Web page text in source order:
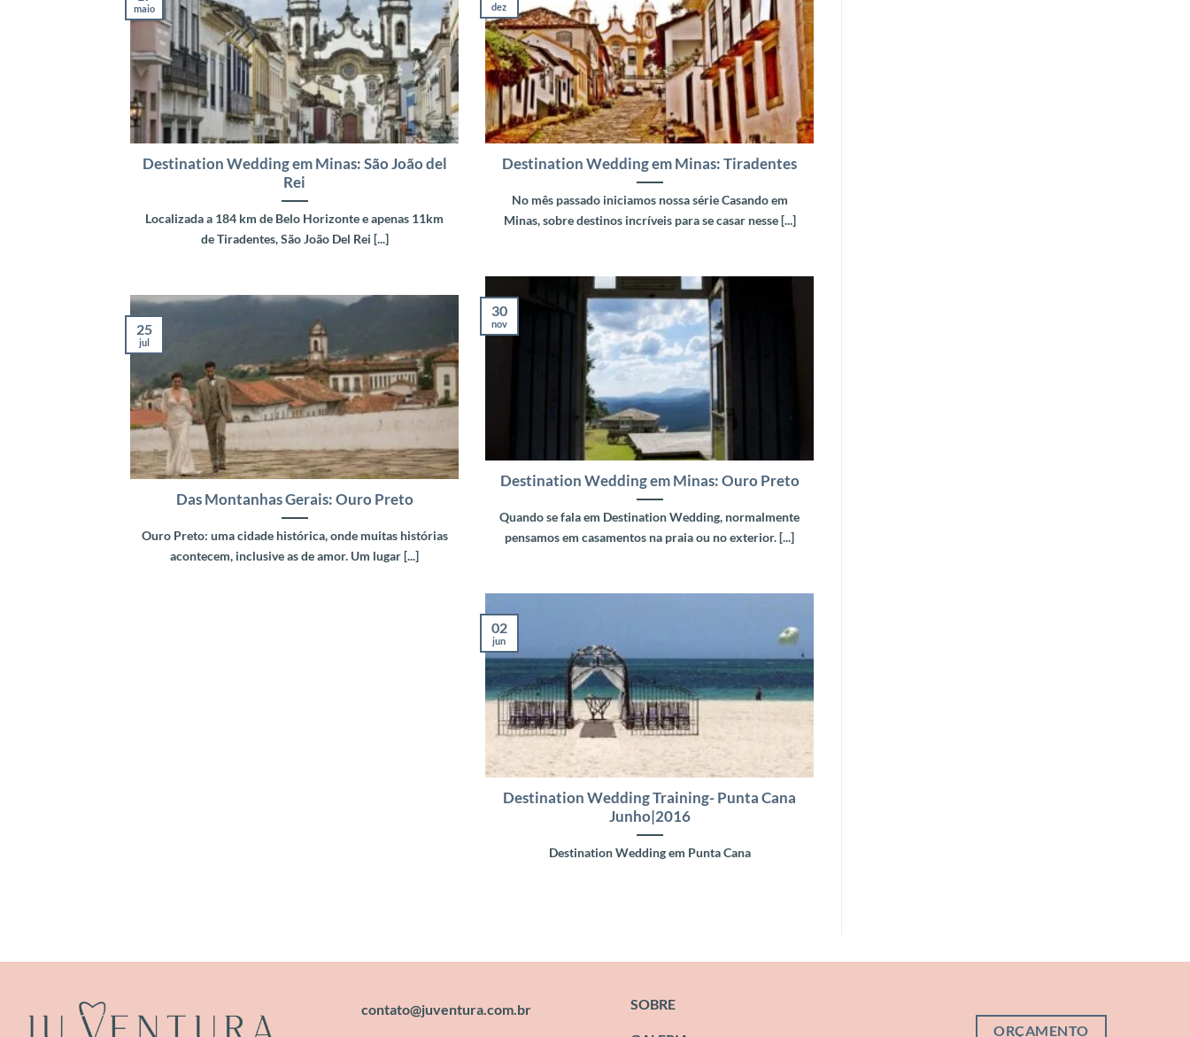
Destination Wedding em Minas: São João del
Rei
Localizada a 184 km de Belo Horizonte e apenas 11km
de Tiradentes, São João Del Rei [...]
maio
Destination Wedding em Minas: Tiradentes
No mês passado iniciamos nossa série Casando em
Minas, sobre destinos incríveis para se casar nesse [...]
dez
Destination Wedding em Minas: Ouro Preto
Quando se fala em Destination Wedding, normalmente
pensamos em casamentos na praia ou no exterior. [...]
30
nov
Das Montanhas Gerais: Ouro Preto
Ouro Preto: uma cidade histórica, onde muitas histórias
acontecem, inclusive as de amor. Um lugar [...]
25
jul
Destination Wedding Training- Punta Cana
Junho|2016
Destination Wedding em Punta Cana
02
jun
contato@juventura.com.br SOBRE
ORÇAMENTO